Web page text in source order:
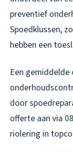
preventief
Spoedklussen,
hebben een
Een gemiddelde
door
offerte aan via
riolering in